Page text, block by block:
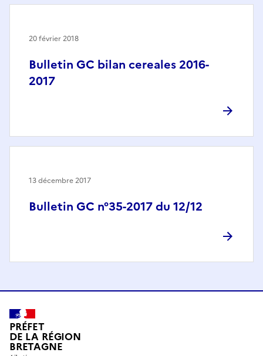
Bulletin GC bilan cereales 2016-
2017
20 février 2018
Bulletin GC n°35-2017 du 12/12
13 décembre 2017
PRÉFET
DE LA RÉGION
BRETAGNE